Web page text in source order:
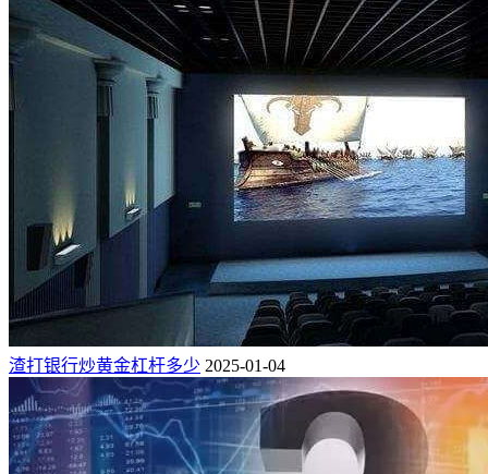
渣打银行炒黄金杠杆多少 2025-01-04